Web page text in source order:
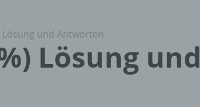
Lösung und Antworten
Lösung und